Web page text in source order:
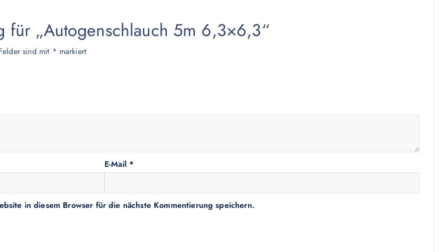
für „Autogenschlauch 5m 6,3×6,3“
sind mit * markiert
E-Mail *
in diesem Browser für die nächste Kommentierung speichern.